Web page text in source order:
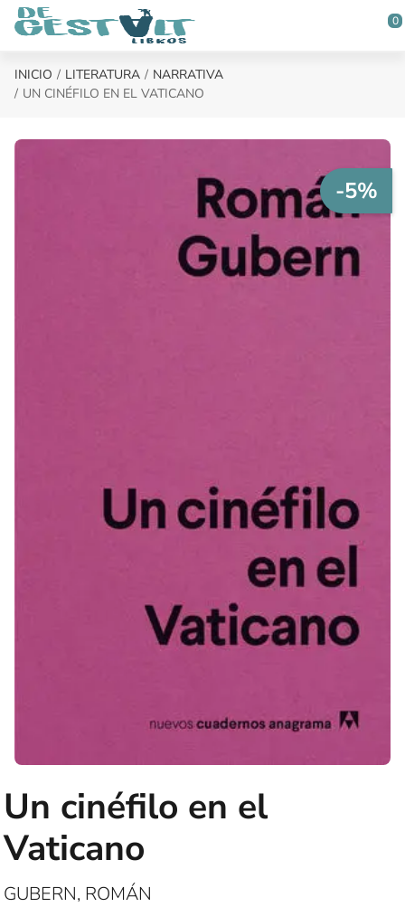
Saltar al contenido principal
0
INICIO LITERATURA
NARRATIVA
UN CINÉFILO EN EL VATICANO
-5%
Un cinéfilo en el
Vaticano
GUBERN, ROMÁN